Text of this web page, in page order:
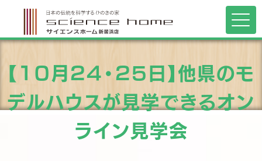
【10月24・25日】他県のモ
デルハウスが見学できるオン
ライン見学会